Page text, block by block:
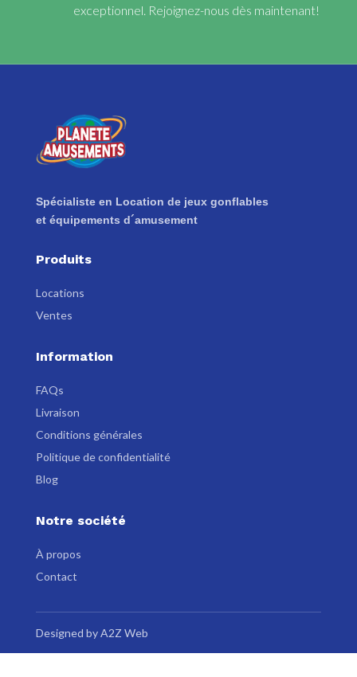
exceptionnel. Rejoignez-nous dès maintenant!
Spécialiste en Location de jeux gonflables
et équipements d´amusement
Produits
Locations
Ventes
Information
FAQs
Livraison
Conditions générales
Politique de confidentialité
Blog
Notre société
À propos
Contact
Designed by A2Z Web